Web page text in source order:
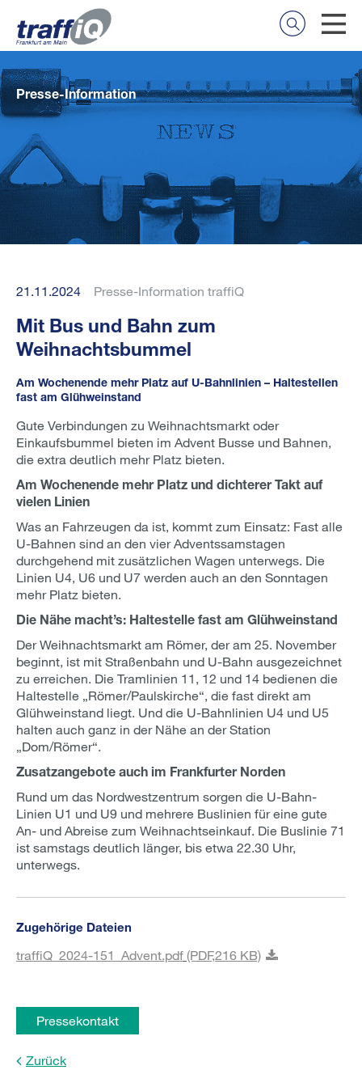
Presse-Information
21.11.2024 Presse-Information traffiQ
Mit Bus und Bahn zum
Weihnachtsbummel
Am Wochenende mehr Platz auf U-Bahnlinien – Haltestellen
fast am Glühweinstand
Gute Verbindungen zu Weihnachtsmarkt oder
Einkaufsbummel bieten im Advent Busse und Bahnen,
die extra deutlich mehr Platz bieten.
Am Wochenende mehr Platz und dichterer Takt auf
vielen Linien
Was an Fahrzeugen da ist, kommt zum Einsatz: Fast alle
U-Bahnen sind an den vier Adventssamstagen
durchgehend mit zusätzlichen Wagen unterwegs. Die
Linien U4, U6 und U7 werden auch an den Sonntagen
mehr Platz bieten.
Die Nähe macht’s: Haltestelle fast am Glühweinstand
Der Weihnachtsmarkt am Römer, der am 25. November
beginnt, ist mit Straßenbahn und U-Bahn ausgezeichnet
zu erreichen. Die Tramlinien 11, 12 und 14 bedienen die
Haltestelle „Römer/Paulskirche“, die fast direkt am
Glühweinstand liegt. Und die U-Bahnlinien U4 und U5
halten auch ganz in der Nähe an der Station
„Dom/Römer“.
Zusatzangebote auch im Frankfurter Norden
Rund um das Nordwestzentrum sorgen die U-Bahn-
Linien U1 und U9 und mehrere Buslinien für eine gute
An- und Abreise zum Weihnachtseinkauf. Die Buslinie 71
ist samstags deutlich länger, bis etwa 22.30 Uhr,
unterwegs.
Zugehörige Dateien
traffiQ_2024-151_Advent.pdf (PDF,216 KB)
Pressekontakt
Zurück